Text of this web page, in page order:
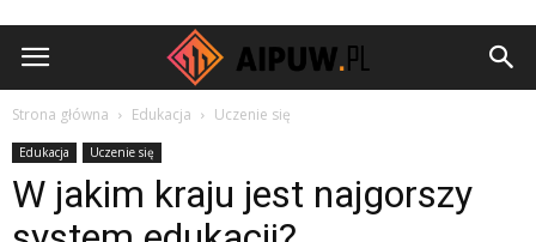
Aipuw.pl
Strona główna Edukacja Uczenie się
Edukacja Uczenie się
W jakim kraju jest najgorszy